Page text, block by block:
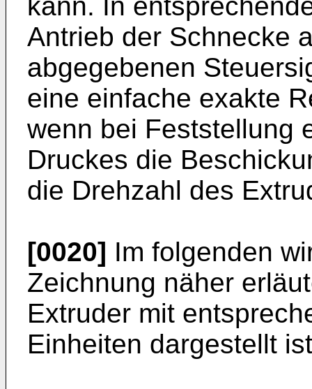
Antrieb der Schnecke
abgegebenen
eine einfache exakte
wenn bei Feststellung
Druckes die
die Drehzahl des
[0020] Im folgenden
Zeichnung näher
Extruder mit
Einheiten dargestellt